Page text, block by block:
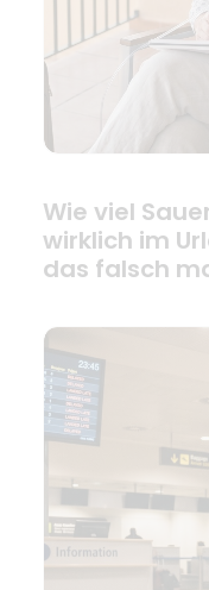
Wie viel
wirklich im
das falsch